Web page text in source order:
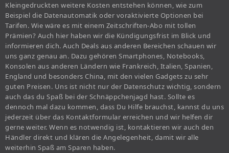
Kleingedruckten weitere Kosten entstehen können, wie zum
Beispiel die Datenautomatik oder voraktivierte Optionen bei
Tarifen. Wie wäre es mit einem Zeitschriften-Abo mit tollen
Prämien? Auch hier haben wir die Kündigungsfrist im Blick und
informieren dich. Auch Deals aus anderen Bereichen schauen wir
uns ganz genau an. Dazu gehören Smartphones, Notebooks,
Konsolen aus anderen Ländern wie Frankreich, Italien, Spanien,
England und besonders China, mit den vielen Gadgets zu sehr
guten Preisen. Uns ist nicht nur der Datenschutz wichtig, sondern
auch das du Spaß bei der Schnäppchenjagd hast. Sollte es
dennoch mal dazu kommen, dass Du Hilfe brauchst, kannst du uns
jederzeit über das Kontaktformular erreichen und wir helfen dir
gerne weiter. Wenn es notwendig ist, kontaktieren wir auch den
Händler direkt und klären die Angelegenheit, damit wir alle
weiterhin Spaß am Sparen haben.